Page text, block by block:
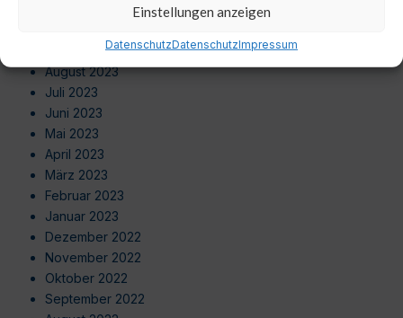
Einstellungen anzeigen
DatenschutzDatenschutzImpressum
November 2023
September 2023
August 2023
Juli 2023
Juni 2023
Mai 2023
April 2023
März 2023
Februar 2023
Januar 2023
Dezember 2022
November 2022
Oktober 2022
September 2022